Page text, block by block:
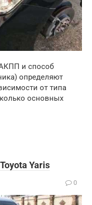
и способ
определяют
от типа
основных
Yaris
0